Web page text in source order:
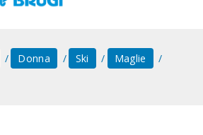
Donna Ski
Maglie